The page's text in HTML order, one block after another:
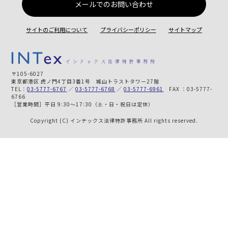
メールでのお問い合わせ
サイトのご利用について プライバシーポリシー サイトマップ
〒105-6027
東京都港区 虎ノ門4丁目3番1号 城山トラストタワー27階
TEL：03-5777-6767 ／03-5777-6768 ／03-5777-6961
FAX ：03-5777-
6766
［営業時間］平日 9:30～17:30（土・日・祝日は定休）
Copyright (C) インテックス法律特許事務所 All rights reserved.